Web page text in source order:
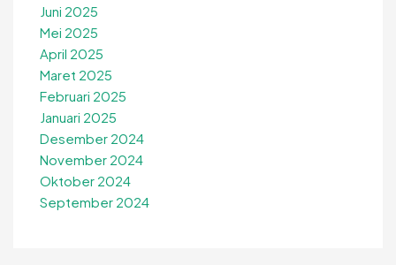
Juni 2025
Mei 2025
April 2025
Maret 2025
Februari 2025
Januari 2025
Desember 2024
November 2024
Oktober 2024
September 2024